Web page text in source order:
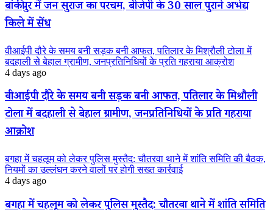
बांकीपुर में जन सुराज का परचम, बीजेपी के 30 साल पुराने अभेद्य
किले में सेंध
वीआईपी दौरे के समय बनी सड़क बनी आफत, पतिलार के मिश्रौली टोला में
बदहाली से बेहाल ग्रामीण, जनप्रतिनिधियों के प्रति गहराया आक्रोश
4 days ago
वीआईपी दौरे के समय बनी सड़क बनी आफत, पतिलार के मिश्रौली
टोला में बदहाली से बेहाल ग्रामीण, जनप्रतिनिधियों के प्रति गहराया
आक्रोश
बगहा में चहलूम को लेकर पुलिस मुस्तैद: चौतरवा थाने में शांति समिति की बैठक,
नियमों का उल्लंघन करने वालों पर होगी सख्त कार्रवाई
4 days ago